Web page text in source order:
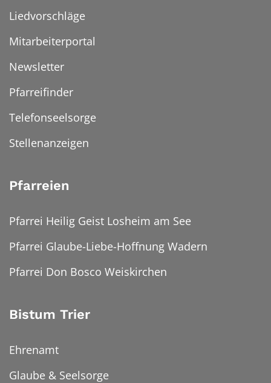
Liedvorschläge
Mitarbeiterportal
Newsletter
Pfarreifinder
Telefonseelsorge
Stellenanzeigen
Pfarreien
Pfarrei Heilig Geist Losheim am See
Pfarrei Glaube-Liebe-Hoffnung Wadern
Pfarrei Don Bosco Weiskirchen
Bistum Trier
Ehrenamt
Glaube & Seelsorge